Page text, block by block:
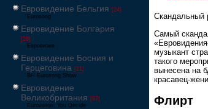
Евровидение Бельгия [24]
Eurosong
Евровидение Болгария
[26]
Евровизия
Евровидение Босния и
Герцеговина [21]
BH Eurosong Show
Евровидение
Великобритания [67]
Eurovision: You Decide
Скандальный
Самый
музыкант
такого
вынесена на
красавец-
Флирт